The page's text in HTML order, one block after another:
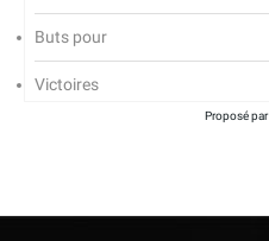
Buts pour
Victoires
Proposé par